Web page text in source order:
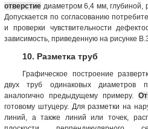
отверстие диаметром 6,4 мм, глубиной,
Допускается по согласованию
и проверки чувствительности
зависимость, приведенную на рисунке
10. Разметка труб
Графическое построение
двух труб одинаковых диаметров
аналогично предыдущему примеру.
готовому штуцеру. Для разметки на
линий, а также линий или точек,